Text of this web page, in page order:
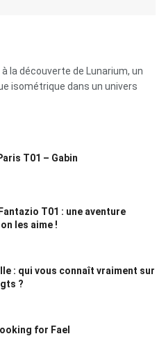
la découverte de Lunarium, un
isométrique dans un univers
T01 – Gabin
T01 : une aventure
les aime !
: qui vous connaît vraiment sur
?
for Fael